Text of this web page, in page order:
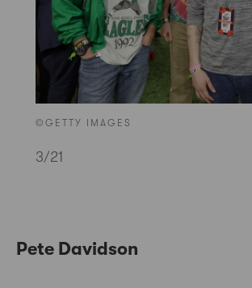
©GETTY IMAGES
3/21
Pete Davidson